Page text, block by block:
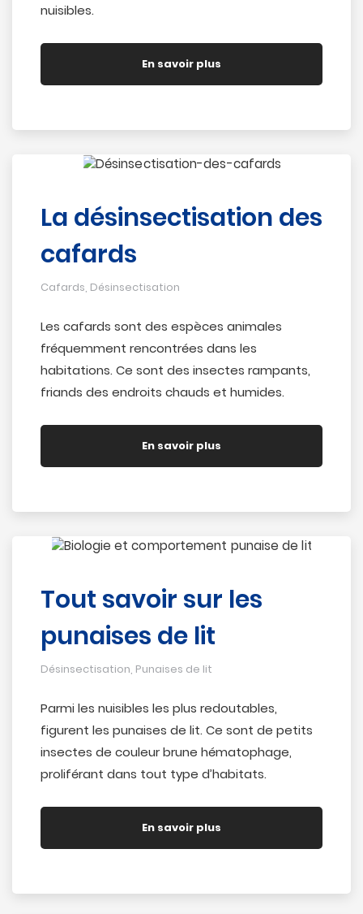
nuisibles.
En savoir plus
La désinsectisation des
cafards
Cafards, Désinsectisation
Les cafards sont des espèces animales
fréquemment rencontrées dans les
habitations. Ce sont des insectes rampants,
friands des endroits chauds et humides.
En savoir plus
Tout savoir sur les
punaises de lit
Désinsectisation, Punaises de lit
Parmi les nuisibles les plus redoutables,
figurent les punaises de lit. Ce sont de petits
insectes de couleur brune hématophage,
proliférant dans tout type d’habitats.
En savoir plus